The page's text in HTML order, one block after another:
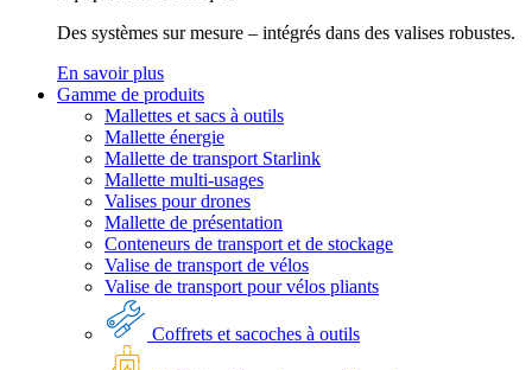
Des systèmes sur mesure – intégrés dans des valises robustes.
En savoir plus
Gamme de produits
Mallettes et sacs à outils
Mallette énergie
Mallette de transport Starlink
Mallette multi-usages
Valises pour drones
Mallette de présentation
Conteneurs de transport et de stockage
Valise de transport de vélos
Valise de transport pour vélos pliants
Coffrets et sacoches à outils